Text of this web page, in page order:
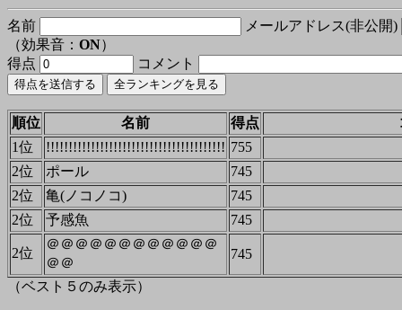
名前
メールアドレス(非公開)
（効果音： ON）
得点
コメント
順位 名前 得点
1位
!!!!!!!!!!!!!!!!!!!!!!!!!!!!!!!!!!!!!!!! 755
2位
ポール
745
2位
亀(ノコノコ)
745
2位
予感魚 745
2位
＠＠＠＠＠＠＠＠＠＠＠＠
＠＠
745
（ベスト５のみ表示）